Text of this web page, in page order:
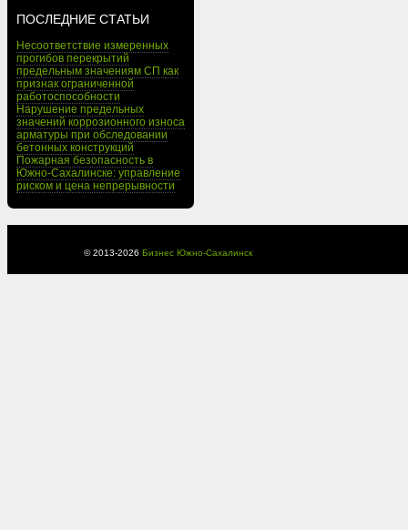
ПОСЛЕДНИЕ СТАТЬИ
Несоответствие измеренных
прогибов перекрытий
предельным значениям СП как
признак ограниченной
работоспособности
Нарушение предельных
значений коррозионного износа
арматуры при обследовании
бетонных конструкций
Пожарная безопасность в
Южно-Сахалинске: управление
риском и цена непрерывности
© 2013-2026 Бизнес Южно-Сахалинск